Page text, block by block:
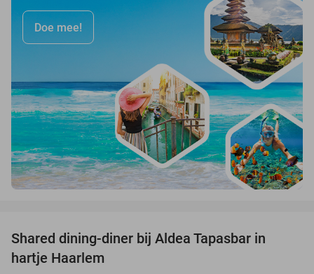
Doe mee!
Shared dining-diner bij Aldea Tapasbar in
hartje Haarlem